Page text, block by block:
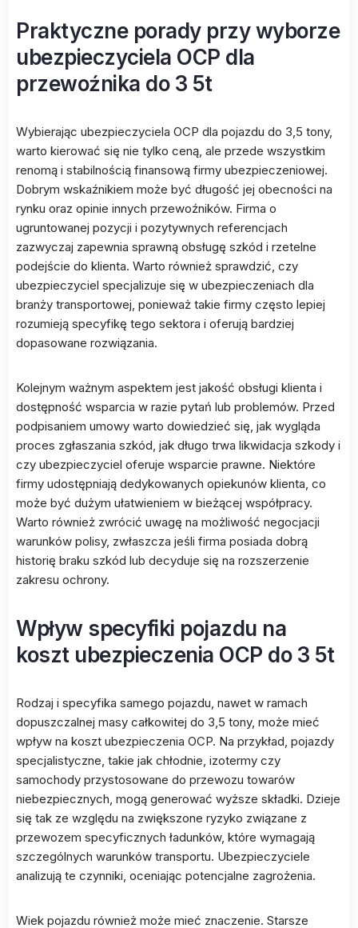
Praktyczne porady przy wyborze
ubezpieczyciela OCP dla
przewoźnika do 3 5t
Wybierając ubezpieczyciela OCP dla pojazdu do 3,5 tony,
warto kierować się nie tylko ceną, ale przede wszystkim
renomą i stabilnością finansową firmy ubezpieczeniowej.
Dobrym wskaźnikiem może być długość jej obecności na
rynku oraz opinie innych przewoźników. Firma o
ugruntowanej pozycji i pozytywnych referencjach
zazwyczaj zapewnia sprawną obsługę szkód i rzetelne
podejście do klienta. Warto również sprawdzić, czy
ubezpieczyciel specjalizuje się w ubezpieczeniach dla
branży transportowej, ponieważ takie firmy często lepiej
rozumieją specyfikę tego sektora i oferują bardziej
dopasowane rozwiązania.
Kolejnym ważnym aspektem jest jakość obsługi klienta i
dostępność wsparcia w razie pytań lub problemów. Przed
podpisaniem umowy warto dowiedzieć się, jak wygląda
proces zgłaszania szkód, jak długo trwa likwidacja szkody i
czy ubezpieczyciel oferuje wsparcie prawne. Niektóre
firmy udostępniają dedykowanych opiekunów klienta, co
może być dużym ułatwieniem w bieżącej współpracy.
Warto również zwrócić uwagę na możliwość negocjacji
warunków polisy, zwłaszcza jeśli firma posiada dobrą
historię braku szkód lub decyduje się na rozszerzenie
zakresu ochrony.
Wpływ specyfiki pojazdu na
koszt ubezpieczenia OCP do 3 5t
Rodzaj i specyfika samego pojazdu, nawet w ramach
dopuszczalnej masy całkowitej do 3,5 tony, może mieć
wpływ na koszt ubezpieczenia OCP. Na przykład, pojazdy
specjalistyczne, takie jak chłodnie, izotermy czy
samochody przystosowane do przewozu towarów
niebezpiecznych, mogą generować wyższe składki. Dzieje
się tak ze względu na zwiększone ryzyko związane z
przewozem specyficznych ładunków, które wymagają
szczególnych warunków transportu. Ubezpieczyciele
analizują te czynniki, oceniając potencjalne zagrożenia.
Wiek pojazdu również może mieć znaczenie. Starsze